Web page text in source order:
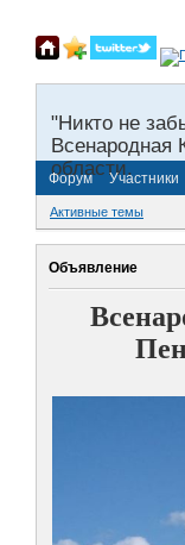
"Никто не
Всенародная
области.
Форум Участники
Активные темы
Объявление